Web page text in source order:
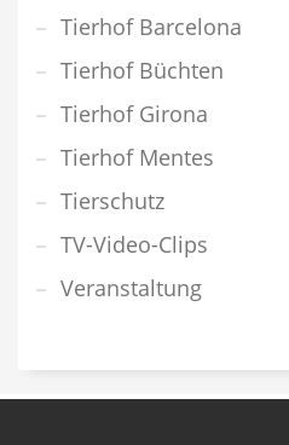
Tierhof Barcelona
Tierhof Büchten
Tierhof Girona
Tierhof Mentes
Tierschutz
TV-Video-Clips
Veranstaltung